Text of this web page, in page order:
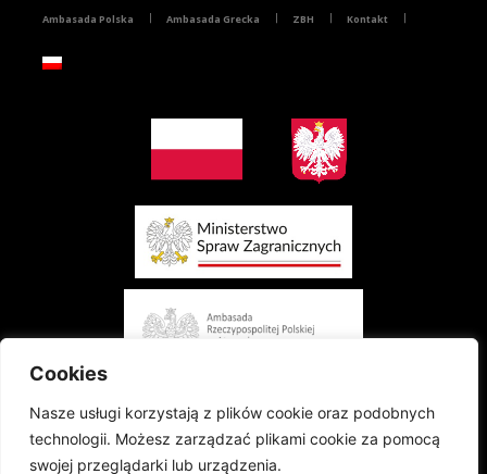
Cookies
Nasze usługi korzystają z plików cookie oraz podobnych
technologii. Możesz zarządzać plikami cookie za pomocą
swojej przeglądarki lub urządzenia.
Ambasada Polska Ambasada Grecka ZBH Kontakt